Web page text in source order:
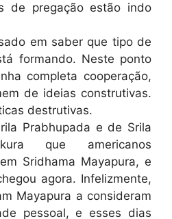
de pregação estão indo
em saber que tipo de
formando. Neste ponto
completa cooperação,
de ideias construtivas.
destrutivas.
Prabhupada e de Srila
que americanos
em Sridhama Mayapura, e
agora. Infelizmente,
Mayapura a consideram
pessoal, e esses dias